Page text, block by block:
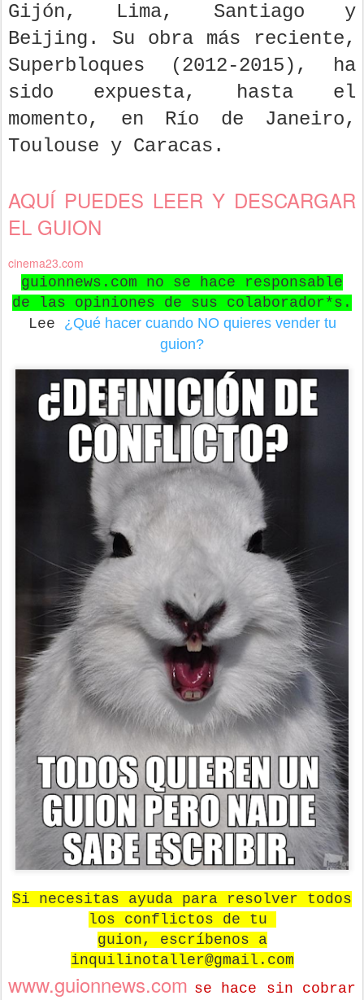
Gijón, Lima, Santiago y
Beijing. Su obra más reciente,
Superbloques (2012-2015), ha
sido expuesta, hasta el
momento, en Río de Janeiro,
Toulouse y Caracas.
AQUÍ PUEDES LEER Y DESCARGAR
EL GUION
cinema23.com
guionnews.com no se hace responsable
de las opiniones de sus colaborador*s.
Lee ¿Qué hacer cuando NO quieres vender tu
guion?
Si necesitas ayuda para resolver todos
los conflictos de tu
guion, escríbenos a
inquilinotaller@gmail.com
www.guionnews.com se hace sin cobrar